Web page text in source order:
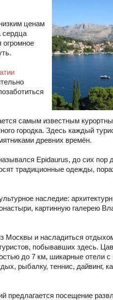
ценам
сердца
огромное
самым известным
городка. Здесь каждый
древних времён.
Epidaurus, до сих пор
традиционные одежды,
наследие:
картинную галерею
Москвы и насладиться
побывавших здесь.
до 7 км, шикарные отели
рыбалку, теннис, дайвинг,
посещение